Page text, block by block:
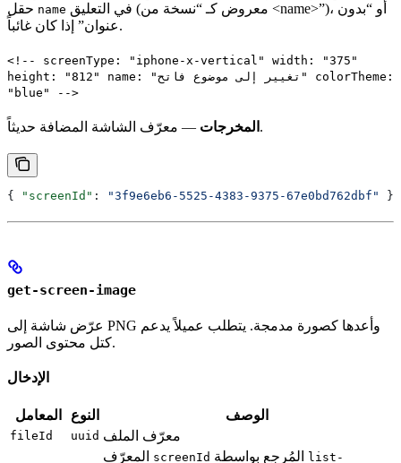
name
عنوان” إذا كان غائباً.
<!-- screenType: "iphone-x-vertical" width: "375"
height: "812" name: "تغيير إلى موضوع فاتح" colorTheme:
"blue" -->
المخرجات — معرّف الشاشة المضافة حديثاً.
{ "screenId" : "3f9e6eb6-5525-4383-9375-67e0bd762dbf" }
get-screen-image
عرّض شاشة إلى PNG وأعدها كصورة مدمجة. يتطلب عميلاً يدعم
كتل محتوى الصور.
الإدخال
المعامل النوع الوصف
fileId uuid معرّف الملف
screenId
list-